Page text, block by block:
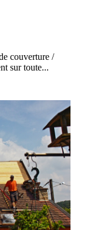
couverture /
sur toute...